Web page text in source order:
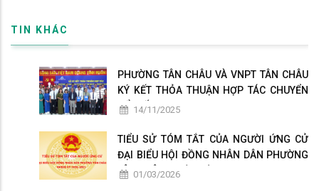
TIN KHÁC
PHƯỜNG TÂN CHÂU VÀ VNPT TÂN CHÂU
KÝ KẾT THỎA THUẬN HỢP TÁC CHUYỂN
ĐỔI SỐ14/11/2025
TIỂU SỬ TÓM TẮT CỦA NGƯỜI ỨNG CỬ
ĐẠI BIỂU HỘI ĐỒNG NHÂN DÂN PHƯỜNG
TÂN CHÂU NHIỆM KỲ 2026-2031
01/03/2026